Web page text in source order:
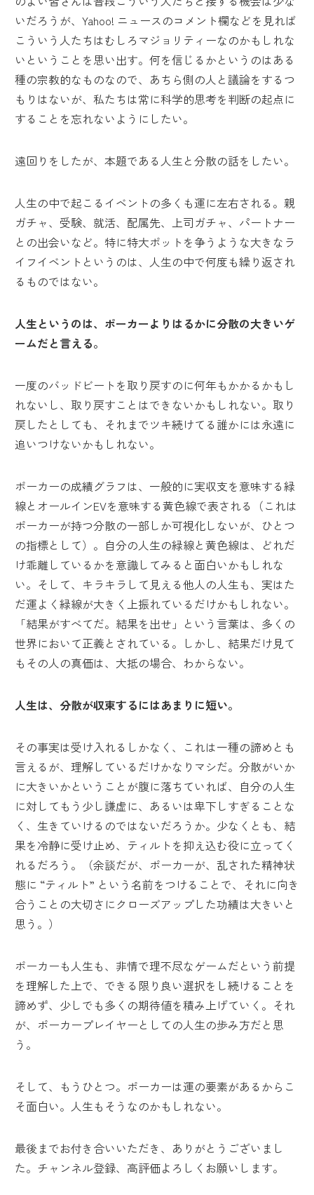
いだろうが、Yahoo! ニュースのコメント欄などを見れば
こういう人たちはむしろマジョリティーなのかもしれな
いということを思い出す。何を信じるかというのはある
種の宗教的なものなので、あちら側の人と議論をするつ
もりはないが、私たちは常に科学的思考を判断の起点に
することを忘れないようにしたい。
遠回りをしたが、本題である人生と分散の話をしたい。
人生の中で起こるイベントの多くも運に左右される。親
ガチャ、受験、就活、配属先、上司ガチャ、パートナー
との出会いなど。特に特大ポットを争うような大きなラ
イフイベントというのは、人生の中で何度も繰り返され
るものではない。
人生というのは、ポーカーよりはるかに分散の大きいゲ
ームだと言える。
一度のバッドビートを取り戻すのに何年もかかるかもし
れないし、取り戻すことはできないかもしれない。取り
戻したとしても、それまでツキ続けてる誰かには永遠に
追いつけないかもしれない。
ポーカーの成績グラフは、一般的に実収支を意味する緑
線とオールインEVを意味する黄色線で表される（これは
ポーカーが持つ分散の一部しか可視化しないが、ひとつ
の指標として）。自分の人生の緑線と黄色線は、どれだ
け乖離しているかを意識してみると面白いかもしれな
い。そして、キラキラして見える他人の人生も、実はた
だ運よく緑線が大きく上振れているだけかもしれない。
「結果がすべてだ。結果を出せ」という言葉は、多くの
世界において正義とされている。しかし、結果だけ見て
もその人の真価は、大抵の場合、わからない。
人生は、分散が収束するにはあまりに短い。
その事実は受け入れるしかなく、これは一種の諦めとも
言えるが、理解しているだけかなりマシだ。分散がいか
に大きいかということが腹に落ちていれば、自分の人生
に対してもう少し謙虚に、あるいは卑下しすぎることな
く、生きていけるのではないだろうか。少なくとも、結
果を冷静に受け止め、ティルトを抑え込む役に立ってく
れるだろう。（余談だが、ポーカーが、乱された精神状
態に “ティルト” という名前をつけることで、それに向き
合うことの大切さにクローズアップした功績は大きいと
思う。）
ポーカーも人生も、非情で理不尽なゲームだという前提
を理解した上で、できる限り良い選択をし続けることを
諦めず、少しでも多くの期待値を積み上げていく。それ
が、ポーカープレイヤーとしての人生の歩み方だと思
う。
そして、もうひとつ。ポーカーは運の要素があるからこ
そ面白い。人生もそうなのかもしれない。
最後までお付き合いいただき、ありがとうございまし
た。チャンネル登録、高評価よろしくお願いします。